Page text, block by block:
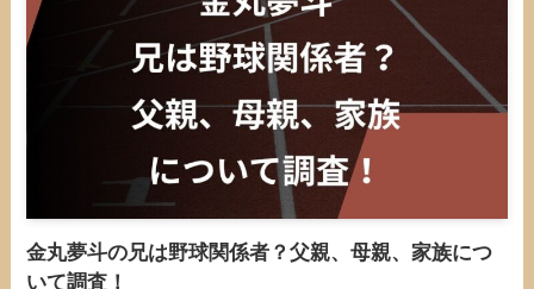
金丸夢斗の兄は野球関係者？父親、母親、家族につ
いて調査！